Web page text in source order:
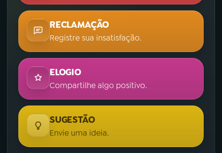
RECLAMAÇÃO
Registre sua insatisfação.
ELOGIO
Compartilhe algo positivo.
SUGESTÃO
Envie uma ideia.